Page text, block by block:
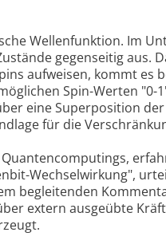
Wellenfunktion. Im
gegenseitig aus.
aufweisen, kommt es
Spin-Werten "0-
eine Superposition
für die
Wechselwirkung",
begleitenden
extern ausgeübte